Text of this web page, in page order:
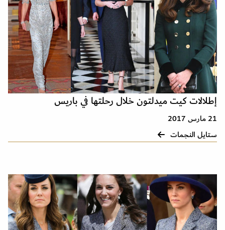
إطلالات كيت ميدلتون خلال رحلتها في باريس
21 مارس 2017
ستايل النجمات